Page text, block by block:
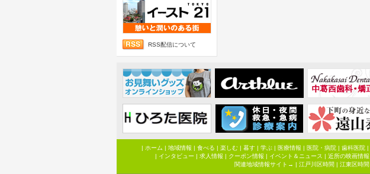
RSS配信について
| ホーム | 地域情報 | 食べる | 楽しむ| 暮す| 学ぶ| 医療情報 | 医院・病院| 歯科医院|
| インタビュー | 求人情報 | クーポン情報 | イベント＆ニュース | 近所の映画情報
関連地域情報サイト→ | 江戸川区時間 | 江東区時間